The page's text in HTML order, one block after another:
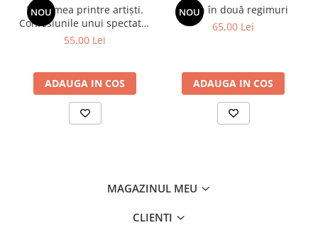
NOU
Viața mea printre artiști.
Confesiunile unui spectator
fidel
55,00 Lei
ADAUGA IN COS
NOU
Spion în două regimuri
65,00 Lei
ADAUGA IN COS
MAGAZINUL MEU
CLIENTI